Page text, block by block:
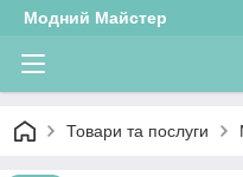
Модний Майстер
Товари та послуги